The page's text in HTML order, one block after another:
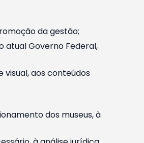
da gestão;
atual Governo Federal,
visual, aos conteúdos
dos museus, à